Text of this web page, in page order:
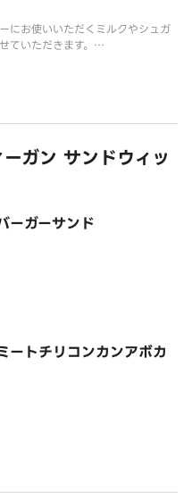
にお使いいただくミルクやシュガ
ていただきます。
ガン サンドウィッ
ーガーサンド
ートチリコンカンアボカ